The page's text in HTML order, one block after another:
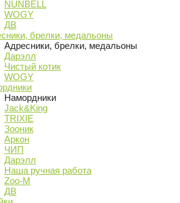
NUNBELL
WOGY
ДВ
брелки, медальоны
Адресники, брелки, медальоны
Дарэлл
Чистый котик
WOGY
Намордники
Jack&King
TRIXIE
Зооник
Аркон
ЧИП
Дарэлл
Наша ручная работа
Zoo-M
ДВ